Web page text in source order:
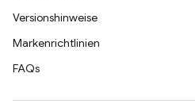
Versionshinweise
Markenrichtlinien
FAQs